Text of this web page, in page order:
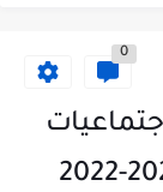
مذكرة شاملة في القران الكريم للصف الثاني عشر الفصل الثاني...
0
للصف الثامن الفترة الاولي 2021-2022